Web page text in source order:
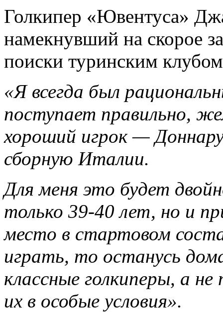
Голкипер «Ювентуса»
намекнувший на скорое
поиски туринским
«Я всегда был
поступает правильно,
хороший игрок —
сборную Италии.
Для меня это будет
только 39-40 лет, но и
место в стартовом
играть, то останусь
классные голкиперы, а
их в особые условия».